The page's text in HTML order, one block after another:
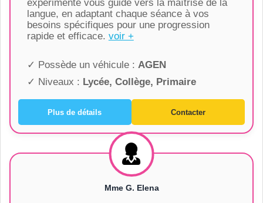
expérimenté vous guide vers la maîtrise de la
langue, en adaptant chaque séance à vos
besoins spécifiques pour une progression
rapide et efficace. voir +
✓ Possède un véhicule : AGEN
✓ Niveaux : Lycée, Collège, Primaire
Plus de détails Contacter
Mme G. Elena